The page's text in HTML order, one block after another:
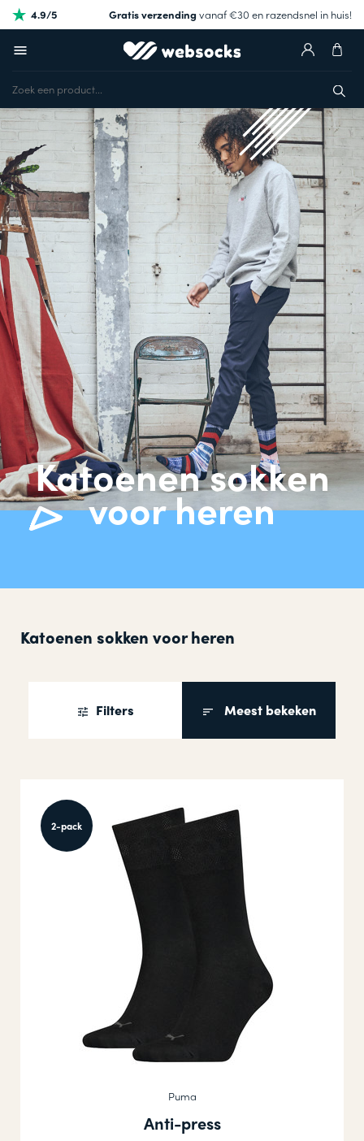
4.9/5 Gratis verzendingvanaf €30 en razendsnel in huis!
Katoenen sokken
voor heren
Katoenen sokken voor heren
Filters Meest bekeken
2-pack
Puma
Anti-press